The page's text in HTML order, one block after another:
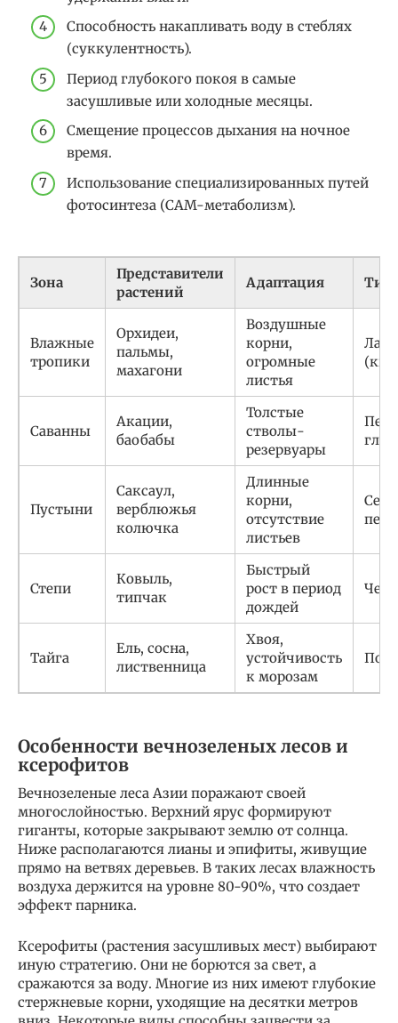
Способность накапливать воду в стеблях
(суккулентность).
Период глубокого покоя в самые
засушливые или холодные месяцы.
Смещение процессов дыхания на ночное
время.
Использование специализированных путей
фотосинтеза (CAM-метаболизм).
Зона
Представители
растений
Адаптация Тип
Влажные
тропики
Орхидеи,
пальмы,
махагони
Воздушные
корни,
огромные
листья
Саванны
Акации,
баобабы
Толстые
стволы-
резервуары
Пустыни
Саксаул,
верблюжья
колючка
Длинные
корни,
отсутствие
листьев
Степи
Ковыль,
типчак
Быстрый
рост в период
дождей
Тайга
Ель, сосна,
лиственница
Хвоя,
устойчивость
к морозам
Особенности вечнозеленых лесов и
ксерофитов
Вечнозеленые леса Азии поражают своей
многослойностью. Верхний ярус формируют
гиганты, которые закрывают землю от солнца.
Ниже располагаются лианы и эпифиты, живущие
прямо на ветвях деревьев. В таких лесах влажность
воздуха держится на уровне 80-90%, что создает
эффект парника.
Ксерофиты (растения засушливых мест) выбирают
иную стратегию. Они не борются за свет, а
сражаются за воду. Многие из них имеют глубокие
стержневые корни, уходящие на десятки метров